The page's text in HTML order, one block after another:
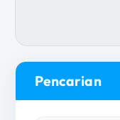
i
p
o
Pencarian